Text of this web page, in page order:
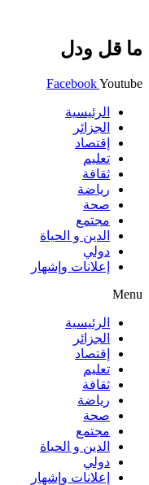
ما قل ودل
FacebookYoutube
الرئيسية
الجزائر
إقتصاد
تعليم
ثقافة
رياضة
صحة
مجتمع
الدين و الحياة
دولي
إعلانات وإشهار
Menu
الرئيسية
الجزائر
إقتصاد
تعليم
ثقافة
رياضة
صحة
مجتمع
الدين و الحياة
دولي
إعلانات وإشهار